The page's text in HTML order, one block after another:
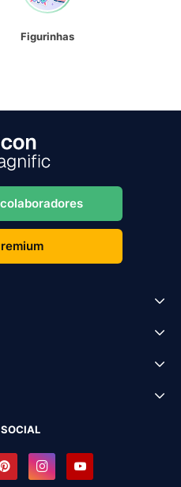
Figurinhas